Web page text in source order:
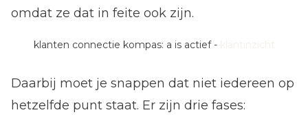
omdat ze dat in feite ook zijn.
klanten connectie kompas: a is actief -
Daarbij moet je snappen dat niet iedereen op
hetzelfde punt staat. Er zijn drie fases: